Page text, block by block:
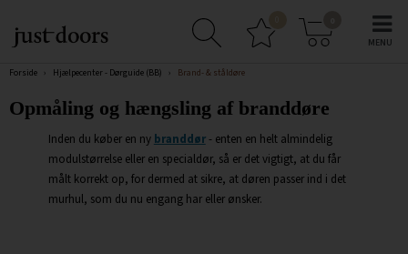
Forside › Hjælpecenter - Dørguide (BB) › Brand- & ståldøre
Opmåling og hængsling af branddøre
Inden du køber en ny branddør- enten en helt almindelig
modulstørrelse eller en specialdør, så er det vigtigt, at du får
målt korrekt op, for dermed at sikre, at døren passer ind i det
murhul, som du nu engang har eller ønsker.